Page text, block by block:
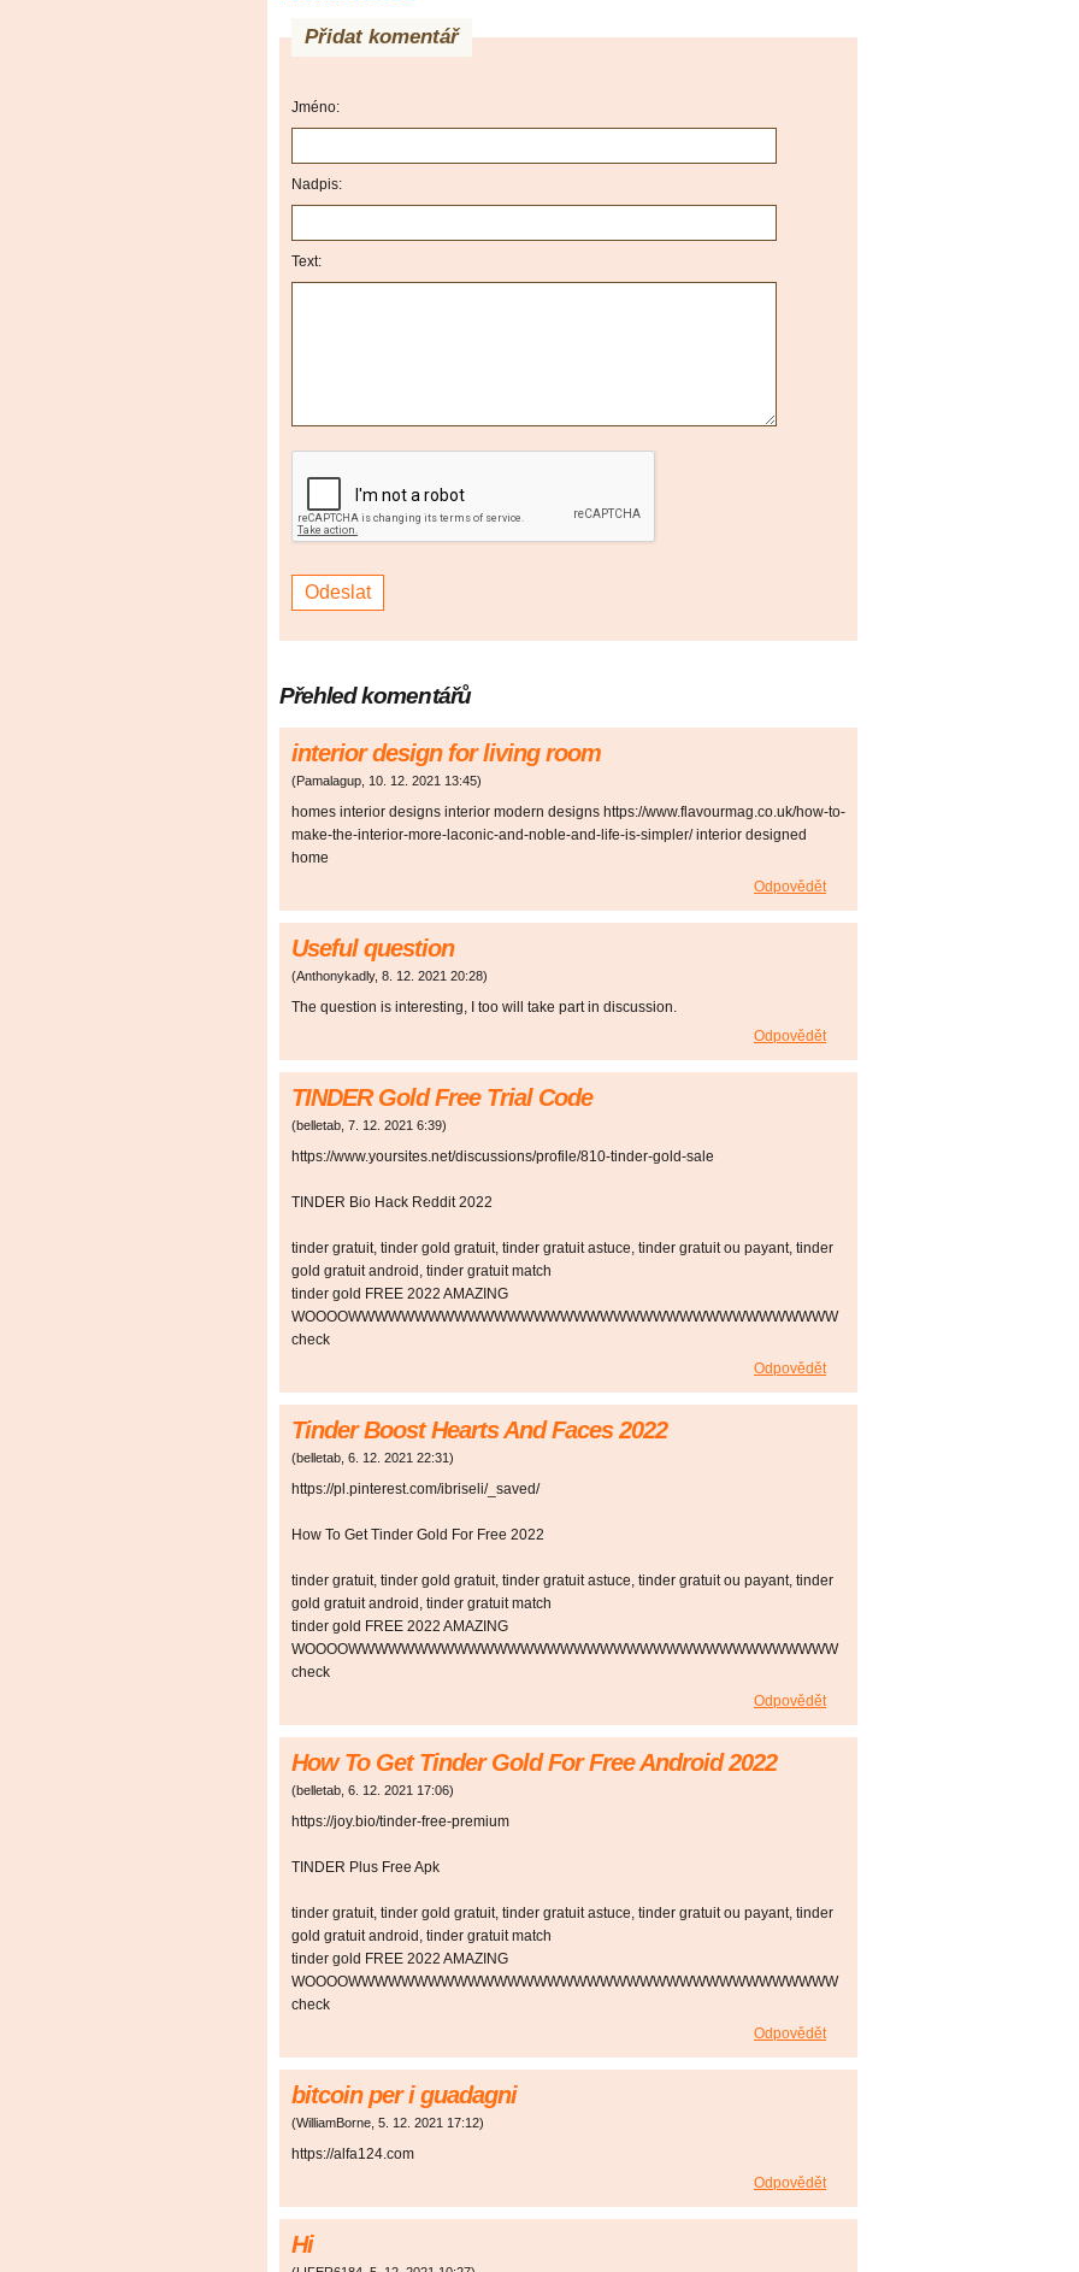
Přidat komentář
Jméno:
Nadpis:
Text:
Přehled komentářů
interior design for living room
(Pamalagup 10. 12. 2021 13:45)
homes interior designs interior modern designs https://www.flavourmag.co.uk/how-to-
make-the-interior-more-laconic-and-noble-and-life-is-simpler/ interior designed
home
Odpovědět
Useful question
(Anthonykadly, 8. 12. 2021 20:28)
The question is interesting, I too will take part in discussion.
Odpovědět
TINDER Gold Free Trial Code
(belletab 7. 12. 2021 6:39)
https://www.yoursites.net/discussions/profile/810-tinder-gold-sale
TINDER Bio Hack Reddit 2022
tinder gratuit, tinder gold gratuit, tinder gratuit astuce, tinder gratuit ou payant, tinder
gold gratuit android, tinder gratuit match
tinder gold FREE 2022 AMAZING
WOOOOWWWWWWWWWWWWWWWWWWWWWWWWWWWWWWWWWWWWW
check
Odpovědět
Tinder Boost Hearts And Faces 2022
(belletab 6. 12. 2021 22:31 )
https://pl.pinterest.com/ibriseli/_saved/
How To Get Tinder Gold For Free 2022
tinder gratuit, tinder gold gratuit, tinder gratuit astuce, tinder gratuit ou payant, tinder
gold gratuit android, tinder gratuit match
tinder gold FREE 2022 AMAZING
WOOOOWWWWWWWWWWWWWWWWWWWWWWWWWWWWWWWWWWWWW
check
Odpovědět
How To Get Tinder Gold For Free Android 2022
(belletab 6. 12. 2021 17:06)
https://joy.bio/tinder-free-premium
TINDER Plus Free Apk
tinder gratuit, tinder gold gratuit, tinder gratuit astuce, tinder gratuit ou payant, tinder
gold gratuit android, tinder gratuit match
tinder gold FREE 2022 AMAZING
WOOOOWWWWWWWWWWWWWWWWWWWWWWWWWWWWWWWWWWWWW
check
Odpovědět
bitcoin per i guadagni
(WilliamBorne 5. 12. 2021 17:12)
https://alfa124.com
Odpovědět
Hi